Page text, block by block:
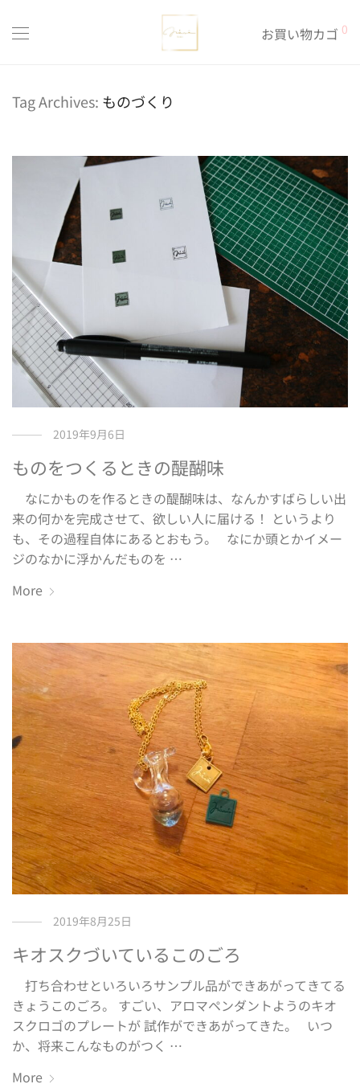
お買い物カゴ 0
Tag Archives: ものづくり
2019年9月6日
ものをつくるときの醍醐味
なにかものを作るときの醍醐味は、なんかすばらしい出
来の何かを完成させて、欲しい人に届ける！ というより
も、その過程自体にあるとおもう。 なにか頭とかイメー
ジのなかに浮かんだものを …
More
2019年8月25日
キオスクづいているこのごろ
打ち合わせといろいろサンプル品ができあがってきてる
きょうこのごろ。 すごい、アロマペンダントようのキオ
スクロゴのプレートが 試作ができあがってきた。 いつ
か、将来こんなものがつく …
More